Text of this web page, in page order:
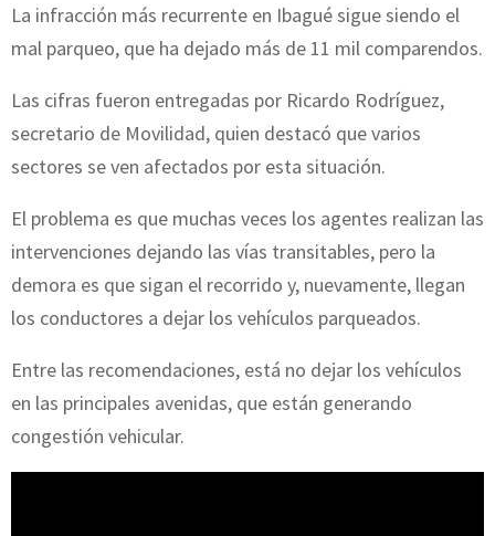
La infracción más recurrente en Ibagué sigue siendo el
mal parqueo, que ha dejado más de 11 mil comparendos.
Las cifras fueron entregadas por Ricardo Rodríguez,
secretario de Movilidad, quien destacó que varios
sectores se ven afectados por esta situación.
El problema es que muchas veces los agentes realizan las
intervenciones dejando las vías transitables, pero la
demora es que sigan el recorrido y, nuevamente, llegan
los conductores a dejar los vehículos parqueados.
Entre las recomendaciones, está no dejar los vehículos
en las principales avenidas, que están generando
congestión vehicular.